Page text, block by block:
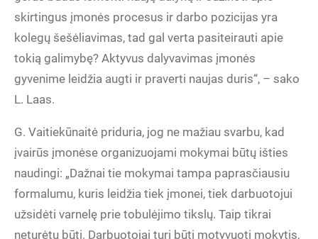
skirtingus įmonės procesus ir darbo pozicijas yra
kolegų šešėliavimas, tad gal verta pasiteirauti apie
tokią galimybę? Aktyvus dalyvavimas įmonės
gyvenime leidžia augti ir praverti naujas duris“, – sako
L. Laas.
G. Vaitiekūnaitė priduria, jog ne mažiau svarbu, kad
įvairūs įmonėse organizuojami mokymai būtų išties
naudingi: „Dažnai tie mokymai tampa paprasčiausiu
formalumu, kuris leidžia tiek įmonei, tiek darbuotojui
užsidėti varnelę prie tobulėjimo tikslų. Taip tikrai
neturėtų būti. Darbuotojai turi būti motyvuoti mokytis,